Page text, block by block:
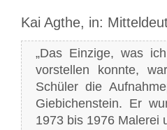
Kai Agthe, in:
„Das Einzige, was
vorstellen konnte,
Schüler die
Giebichenstein. Er
1973 bis 1976 Malerei